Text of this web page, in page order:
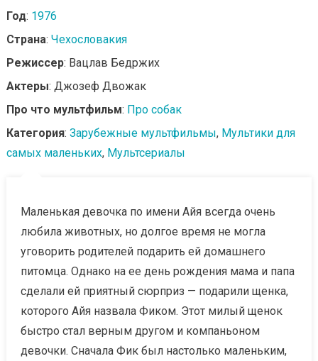
Год: 1976
Страна: Чехословакия
Режиссер: Вацлав Бедржих
Актеры: Джозеф Двожак
Про что мультфильм: Про собак
Категория: Зарубежные мультфильмы, Мультики для
самых маленьких, Мультсериалы
Маленькая девочка по имени Айя всегда очень
любила животных, но долгое время не могла
уговорить родителей подарить ей домашнего
питомца. Однако на ее день рождения мама и папа
сделали ей приятный сюрприз — подарили щенка,
которого Айя назвала Фиком. Этот милый щенок
быстро стал верным другом и компаньоном
девочки. Сначала Фик был настолько маленьким,